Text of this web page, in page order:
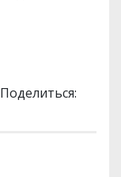
Поделиться: